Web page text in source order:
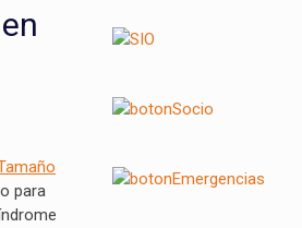
para